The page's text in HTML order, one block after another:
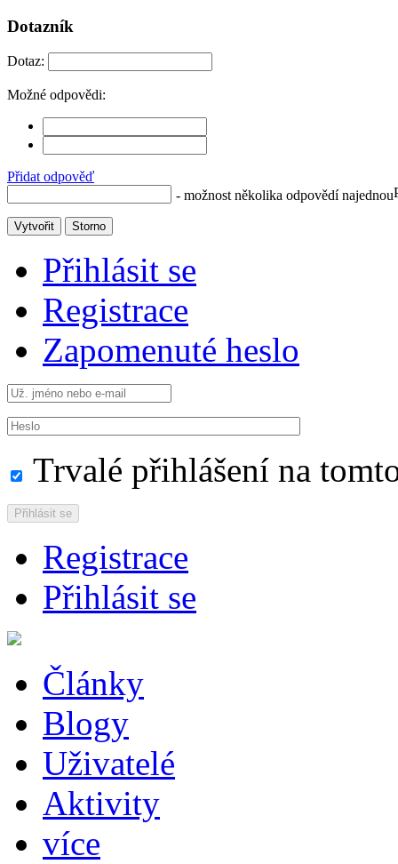
Dotazník
Dotaz:
Možné odpovědi:
Přidat odpověď
- možnost několika odpovědí najednou
Vytvořit Storno
Přihlásit se
Registrace
Zapomenuté heslo
Trvalé přihlášení na
Přihlásit se
Registrace
Přihlásit se
Články
Blogy
Uživatelé
Aktivity
více